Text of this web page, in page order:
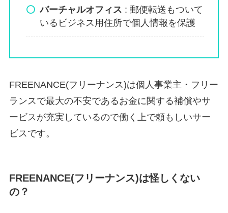
バーチャルオフィス : 郵便転送もついて
いるビジネス用住所で個人情報を保護
FREENANCE(フリーナンス)は個人事業主・フリー
ランスで最大の不安であるお金に関する補償やサ
ービスが充実しているので働く上で頼もしいサー
ビスです。
FREENANCE(フリーナンス)は怪しくない
の？